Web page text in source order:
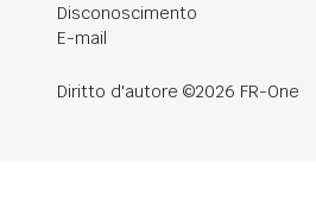
Disconoscimento
E-mail
Diritto d'autore ©2026 FR-One